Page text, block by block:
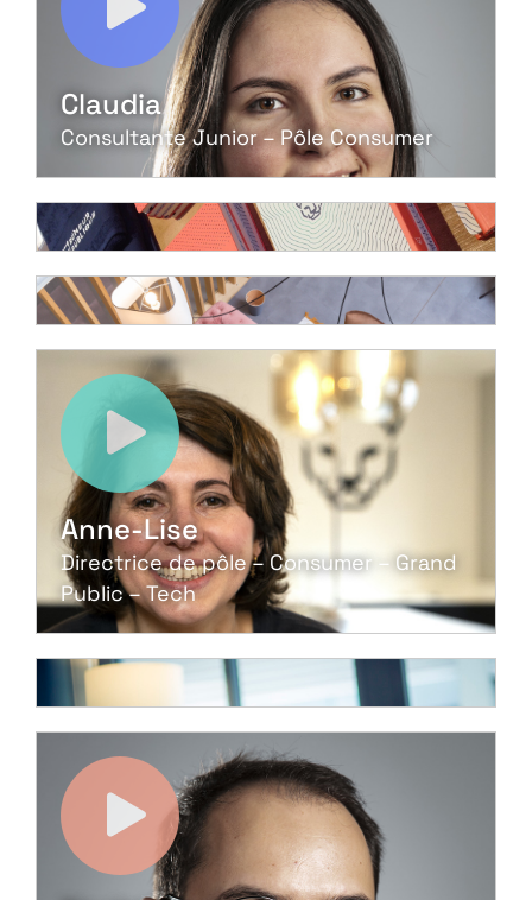
Claudia
Consultante Junior – Pôle Consumer
Anne-Lise
Directrice de pôle – Consumer – Grand
Public – Tech